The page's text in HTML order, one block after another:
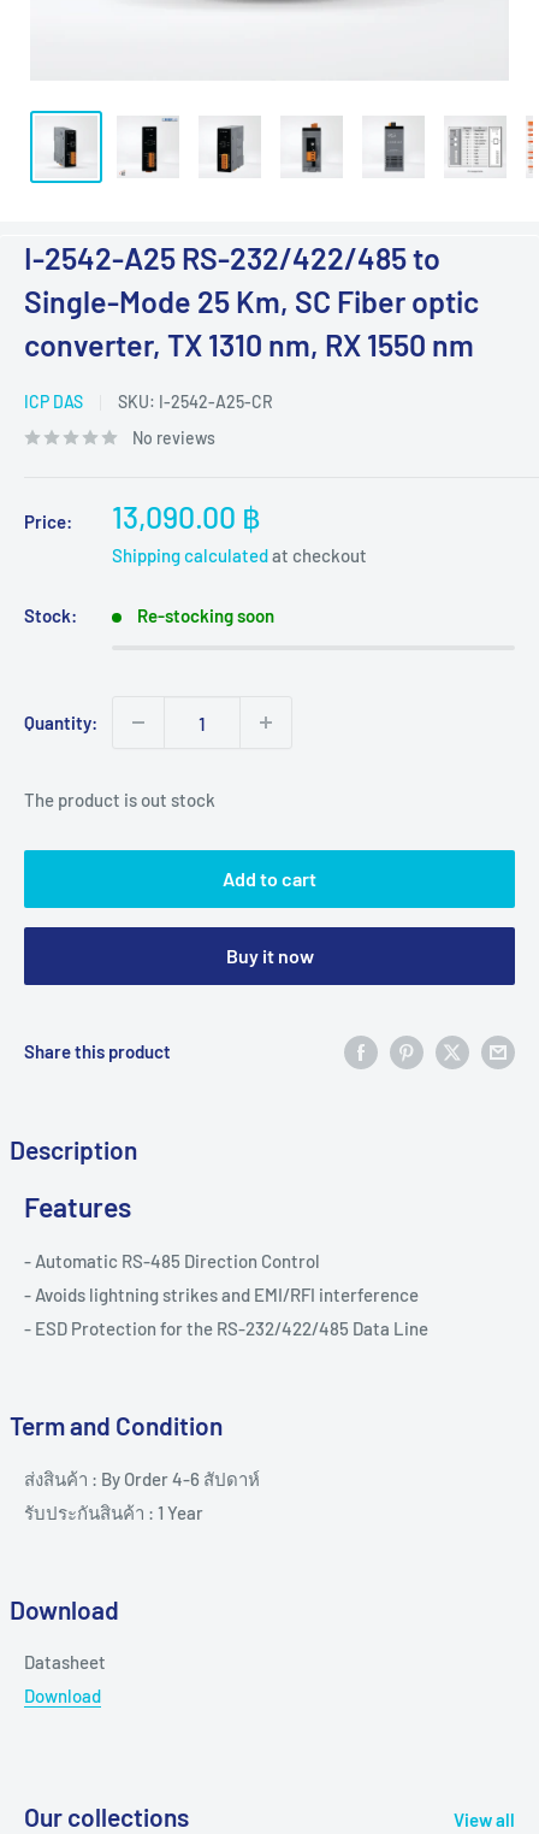
I-2542-A25 RS-232/422/485 to
Single-Mode 25 Km, SC Fiber optic
converter, TX 1310 nm, RX 1550 nm
ICP DAS SKU: I-2542-A25-CR
No reviews
Price:
Sale
price
13,090.00 ฿
Shipping calculatedat checkout
Stock: Re-stocking soon
Quantity:
The product is out stock
Add to cart
Buy it now
Share this product
Description
Features
- Automatic RS-485 Direction Control
- Avoids lightning strikes and EMI/RFI interference
- ESD Protection for the RS-232/422/485 Data Line
Term and Condition
ส่งสินค้า : By Order 4-6 สัปดาห์
รับประกันสินค้า : 1 Year
Download
Datasheet
Download
Our collections View all